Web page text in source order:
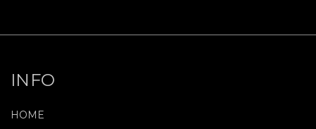
INFO
HOME